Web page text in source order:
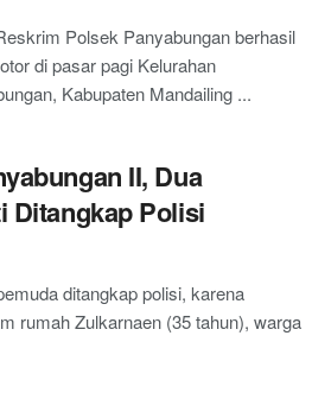
Polsek Panyabungan berhasil
di pasar pagi Kelurahan
Kabupaten Mandailing ...
II, Dua
Ditangkap Polisi
ditangkap polisi, karena
rumah Zulkarnaen (35 tahun), warga